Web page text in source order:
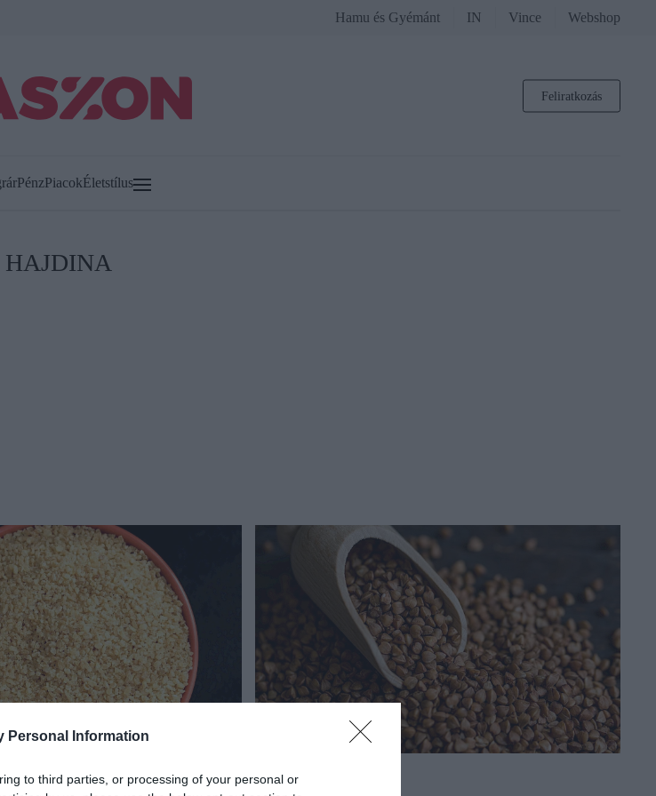
Personal Information
to third parties, or processing of your personal or
Hamu és Gyémánt IN Vince Webshop
Feliratkozás
PénzPiacokÉletstílus
HAJDINA
INNOVÁCIÓ